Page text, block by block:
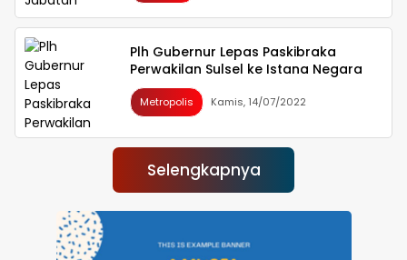
Plh Gubernur Lepas Paskibraka
Perwakilan Sulsel ke Istana Negara
Metropolis Kamis, 14/07/2022
Selengkapnya